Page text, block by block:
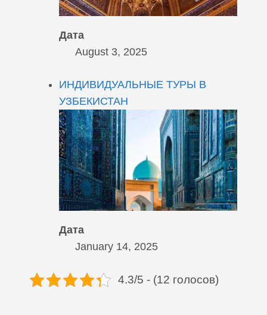
Дата
August 3, 2025
ИНДИВИДУАЛЬНЫЕ ТУРЫ В
УЗБЕКИСТАН
Дата
January 14, 2025
4.3/5 - (12 голосов)